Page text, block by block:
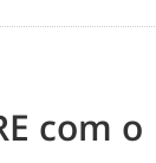
com o